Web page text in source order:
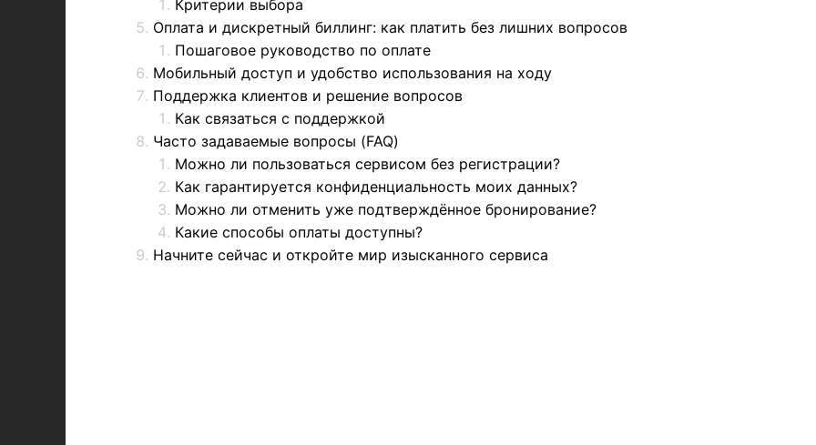
Критерии выбора
Оплата и дискретный биллинг: как платить без лишних вопросов
Пошаговое руководство по оплате
Мобильный доступ и удобство использования на ходу
Поддержка клиентов и решение вопросов
Как связаться с поддержкой
Часто задаваемые вопросы (FAQ)
Можно ли пользоваться сервисом без регистрации?
Как гарантируется конфиденциальность моих данных?
Можно ли отменить уже подтверждённое бронирование?
Какие способы оплаты доступны?
Начните сейчас и откройте мир изысканного сервиса